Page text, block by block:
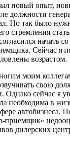
новый опыт,
должности
Но так было
стремления
начать
Сейчас я
возрастом.
моим
свою
Однако сейчас я
необходима в
автобизнеса.
приемщик»
дилерских